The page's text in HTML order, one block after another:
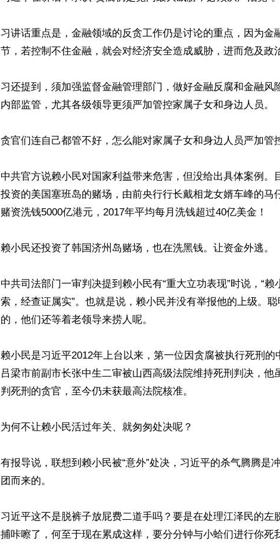
习讲话重点是，金融领域的反贪工作仍是讨论的重点，因为金
节，若控制不住金融，就会对经济安全造成威胁，进而危及政
习还提到，须加强监督金融管理部门，做好金融反腐和金融风
内部监管，尤其各级领导更须严加管控家属子女和身边人员。
贪官们连自己都管不好，怎么能对家属子女和身边人员严加管
中共官方说赖小民对国家利益带来危害，但没给出具体案例。
投资的美国塞班岛的赌场，由前央行行长戴相龙女婿车峰的马
赌资洗钱5000亿港元，2017年平均每月洗钱超过40亿美金！
赖小民还投资了韩国济州岛赌场，也在洗黑钱。让资金外逃。
中共司法部门一审判决提到赖小民有“重大立功表现”时说，“
索，经查证属实”。也就是说，赖小民并没有举报他的上级。
的，他们还等着老领导来捞人呢。
赖小民是习近平2012年上台以来，第一位因贪腐被执行死刑的
吕梁市前副市长张中生二审被山西高级法院维持死刑判决，他
判死刑的贪官，至今仍未获最高法院核准。
为何不让赖小民活过年关、就匆匆处决呢？
有报导说，联想到赖小民被“意外”处决，习近平的杀气腾腾是
团而来的。
习近平这不是脱裤子放屁费二道手吗？要是在处理江泽民的左
捕咔嚓了，何至于现在累成这样，要分分钟与小蛤们进行你死